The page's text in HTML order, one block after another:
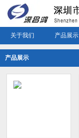
关于我们 产品展示
产品展示